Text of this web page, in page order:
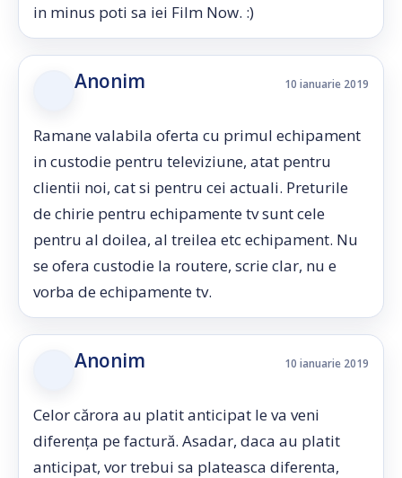
in minus poti sa iei Film Now. :)
Anonim 10 ianuarie 2019
Ramane valabila oferta cu primul echipament
in custodie pentru televiziune, atat pentru
clientii noi, cat si pentru cei actuali. Preturile
de chirie pentru echipamente tv sunt cele
pentru al doilea, al treilea etc echipament. Nu
se ofera custodie la routere, scrie clar, nu e
vorba de echipamente tv.
Anonim 10 ianuarie 2019
Celor cărora au platit anticipat le va veni
diferența pe factură. Asadar, daca au platit
anticipat, vor trebui sa plateasca diferenta,